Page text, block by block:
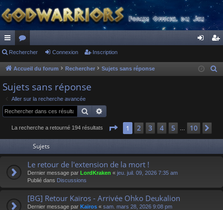
ac
co
ur
ci
s
or
u
s
ne cri
Rechercher Connexion Inscription
Accueil du forum Rechercher Sujets sans réponse
e
Sujets sans réponse
Aller sur la recherche avancée
Rechercher
La recherche a retourné 194 résultats Page 1sur 10
1 2 3 4 5 10
Sujets
Le retour de l'extension de la mort !
Dernier message par LordKraken « jeu. juil. 09, 2026 7:35 am
Publié dans Discussions
[BG] Retour Kaïros - Arrivée Ohko Deukalion
Dernier message par Kaïros « sam. mars 28, 2026 9:08 pm